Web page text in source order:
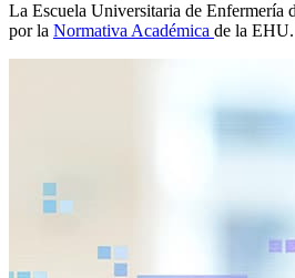
La Escuela Universitaria de Enfermería
por la Normativa Académica de la EHU.